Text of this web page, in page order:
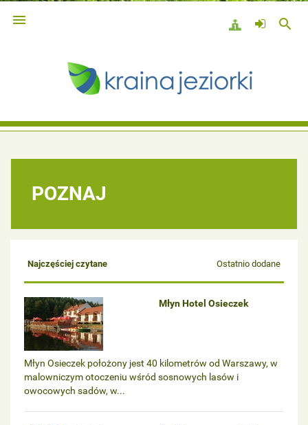
 search
POZNAJ
Najczęściej czytane Ostatnio dodane
Młyn Hotel Osieczek
Młyn Osieczek położony jest 40 kilometrów od Warszawy, w
malowniczym otoczeniu wśród sosnowych lasów i
owocowych sadów, w...